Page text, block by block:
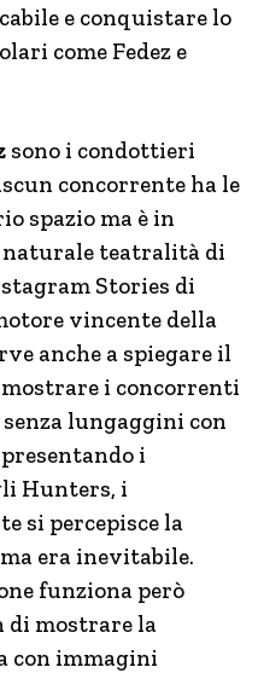
e conquistare lo
come Fedez e
sono i condottieri
concorrente ha le
spazio ma è in
naturale teatralità di
Stories di
vincente della
anche a spiegare il
mostrare i concorrenti
lungaggini con
i
Hunters, i
si percepisce la
era inevitabile.
funziona però
di mostrare la
con immagini